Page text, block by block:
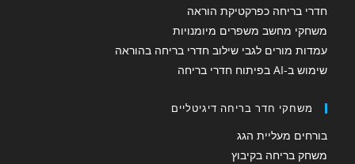
חדרי בריחה כפרקטיקת הוראה
משחקי מחשב משפרים מיומנויות
עמדות מורים לגבי שילוב חדרי בריחה בהוראה
שימוש ב-AI בפיתוח חדרי בריחה
משחקי חדר בריחה דיגיטליים
בורחים מעליית הגג
משחק בריחה בקיבוץ